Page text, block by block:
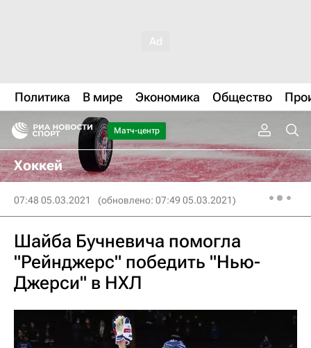
Политика В мире Экономика Общество
Матч-центр
Хоккей
07:48 05.03.2021 (обновлено: 07:49 05.03.2021)
Шайба Бучневича помогла
"Рейнджерс" победить "Нью-
Джерси" в НХЛ